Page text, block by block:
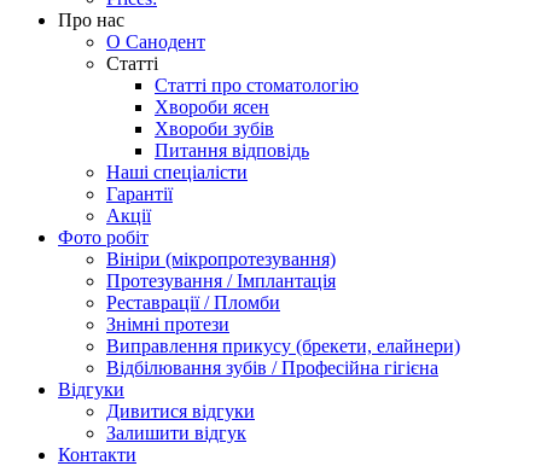
Про нас
О Санодент
Статті
Статті про стоматологію
Хвороби ясен
Хвороби зубів
Питання відповідь
Наші спеціалісти
Гарантії
Акції
Фото робіт
Вініри (мікропротезування)
Протезування / Імплантація
Реставрації / Пломби
Знімні протези
Виправлення прикусу (брекети, елайнери)
Відбілювання зубів / Професійна гігієна
Відгуки
Дивитися відгуки
Залишити відгук
Контакти